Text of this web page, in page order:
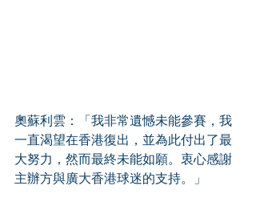
奧蘇利雲：「我非常遺憾未能參賽，我
一直渴望在香港復出，並為此付出了最
大努力，然而最終未能如願。衷心感謝
主辦方與廣大香港球迷的支持。」